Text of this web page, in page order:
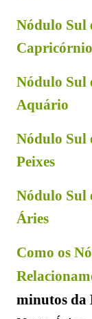
Nódulo Sul
Capricórnio
Nódulo Sul
Aquário
Nódulo Sul
Peixes
Nódulo Sul
Áries
Como os
minutos da